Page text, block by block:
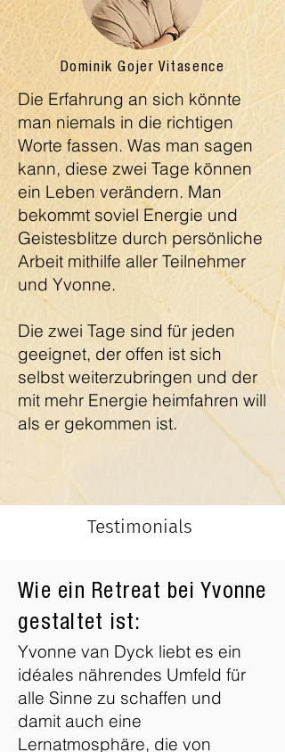
Dominik Gojer Vitasence
Die Erfahrung an sich könnte
man niemals in die richtigen
Worte fassen. Was man sagen
kann, diese zwei Tage können
ein Leben verändern. Man
bekommt soviel Energie und
Geistesblitze durch persönliche
Arbeit mithilfe aller Teilnehmer
und Yvonne.
Die zwei Tage sind für jeden
geeignet, der offen ist sich
selbst weiterzubringen und der
mit mehr Energie heimfahren will
als er gekommen ist.
Testimonials
Wie ein Retreat bei Yvonne
gestaltet ist:
Yvonne van Dyck liebt es ein
idéales nährendes Umfeld für
alle Sinne zu schaffen und
damit auch eine
Lernatmosphäre, die von